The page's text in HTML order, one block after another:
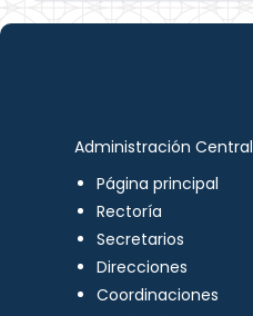
Administración Central
Página principal
Rectoría
Secretarios
Direcciones
Coordinaciones